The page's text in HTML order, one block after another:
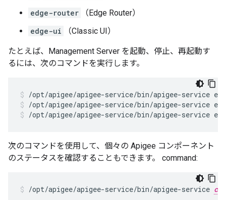
edge-router
（Edge Router）
edge-ui
（Classic UI）
たとえば、Management Server を起動、停止、再起動す
るには、次のコマンドを実行します。
/opt/apigee/apigee-service/bin/apigee-service
/opt/apigee/apigee-service/bin/apigee-service
次のコマンドを使用して、個々の Apigee コンポーネント
のステータスを確認することもできます。 command:
/opt/apigee/apigee-service/bin/apigee-service